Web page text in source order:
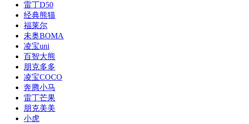
雷丁D50
经典熊猫
福莱尔
未奥BOMA
凌宝uni
百智大熊
朋克多多
凌宝COCO
奔腾小马
雷丁芒果
朋克美美
小虎